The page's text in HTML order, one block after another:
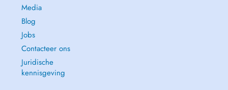
Media
Blog
Jobs
Contacteer ons
Juridische
kennisgeving